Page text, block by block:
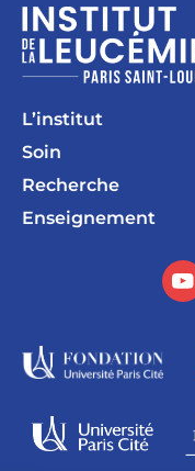
L’institut
Soin
Recherche
Enseignement